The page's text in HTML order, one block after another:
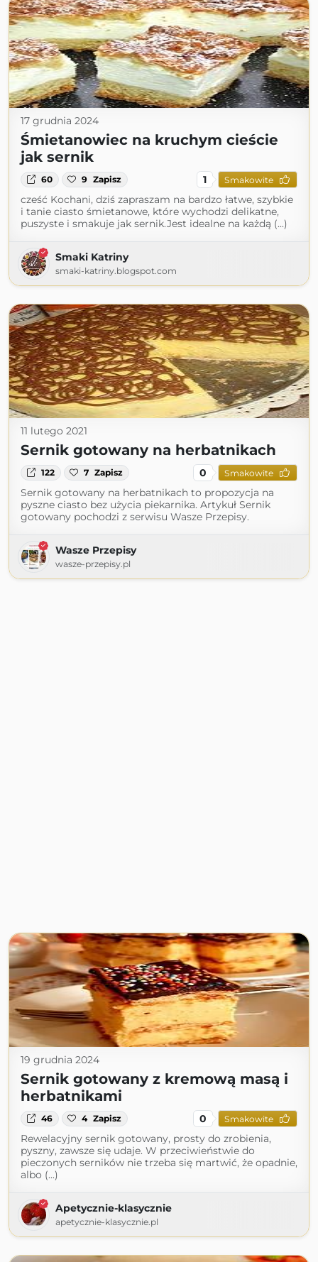
17 grudnia 2024
Śmietanowiec na kruchym cieście
jak sernik
60 9 Zapisz 1 Smakowite
cześć Kochani, dziś zapraszam na bardzo łatwe, szybkie
i tanie ciasto śmietanowe, które wychodzi delikatne,
puszyste i smakuje jak sernik.Jest idealne na każdą (...)
Smaki Katriny
smaki-katriny.blogspot.com
11 lutego 2021
Sernik gotowany na herbatnikach
122 7 Zapisz 0 Smakowite
Sernik gotowany na herbatnikach to propozycja na
pyszne ciasto bez użycia piekarnika. Artykuł Sernik
gotowany pochodzi z serwisu Wasze Przepisy.
Wasze Przepisy
wasze-przepisy.pl
19 grudnia 2024
Sernik gotowany z kremową masą i
herbatnikami
46 4 Zapisz 0 Smakowite
Rewelacyjny sernik gotowany, prosty do zrobienia,
pyszny, zawsze się udaje. W przeciwieństwie do
pieczonych serników nie trzeba się martwić, że opadnie,
albo (...)
Apetycznie-klasycznie
apetycznie-klasycznie.pl